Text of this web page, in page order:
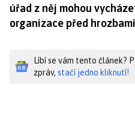
úřad z něj mohou
organizace před
Líbí se vám tento článek?
zpráv, stačí jedno kliknutí!